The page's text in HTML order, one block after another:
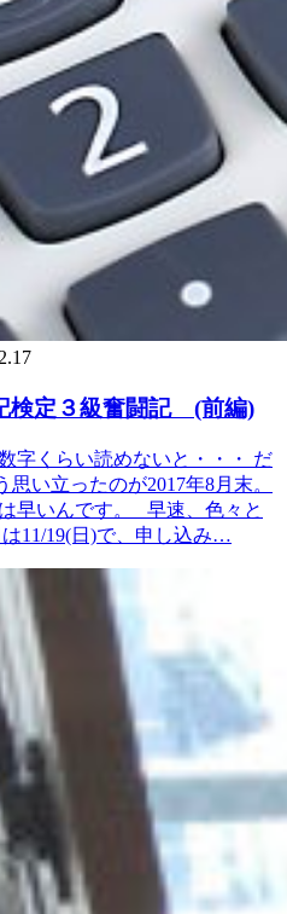
検定３級奮闘記 (前編)
字くらい読めないと・・・ だ
い立ったのが2017年8月末。
早いんです。 早速、色々と
11/19(日)で、申し込み…